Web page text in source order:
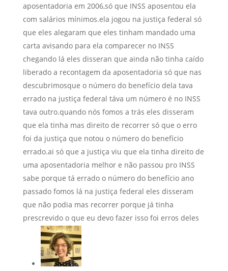
aposentadoria em 2006,só que INSS aposentou ela
com salários mínimos.ela jogou na justiça federal só
que eles alegaram que eles tinham mandado uma
carta avisando para ela comparecer no INSS
chegando lá eles disseran que ainda não tinha caído
liberado a recontagem da aposentadoria só que nas
descubrimosque o número do benefício dela tava
errado na justiça federal táva um número é no INSS
tava outro.quando nós fomos a trás eles disseram
que ela tinha mas direito de recorrer só que o erro
foi da justiça que notou o número do benefício
errado.ai só que a justiça viu que ela tinha direito de
uma aposentadoria melhor e não passou pro INSS
sabe porque tá errado o número do benefício ano
passado fomos lá na justiça federal eles disseram
que não podia mas recorrer porque já tinha
prescrevido o que eu devo fazer isso foi erros deles